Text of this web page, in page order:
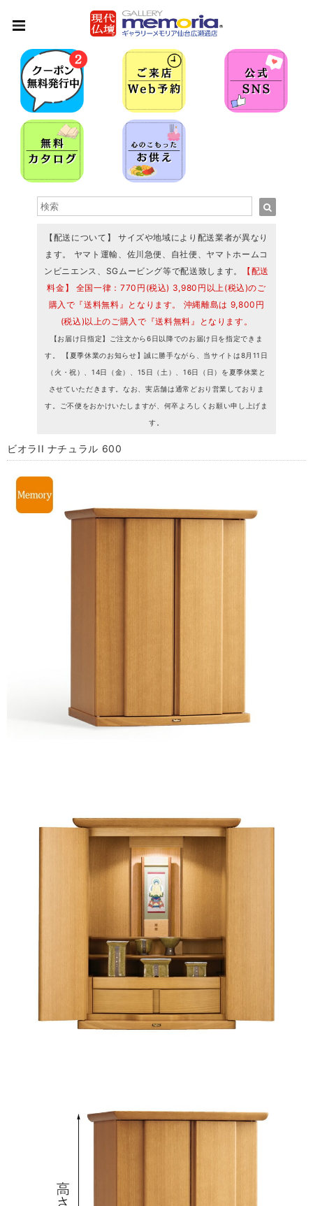
【配送について】 サイズや地域により配送業者が異なり
ます。 ヤマト運輸、佐川急便、自社便、ヤマトホームコ
ンビニエンス、SGムービング等で配送致します。
【配送
料金】 全国一律：770円(税込) 3,980円以上(税込)のご
購入で『送料無料』となります。 沖縄離島は 9,800円
(税込)以上のご購入で『送料無料』となります。
【お届け日指定】ご注文から6日以降でのお届け日を指定できま
す。 【夏季休業のお知らせ】誠に勝手ながら、当サイトは8月11日
（火・祝）、14日（金）、15日（土）、16日（日）を夏季休業と
させていただきます。なお、実店舗は通常どおり営業しておりま
す。ご不便をおかけいたしますが、何卒よろしくお願い申し上げま
す。
ビオラII ナチュラル 600